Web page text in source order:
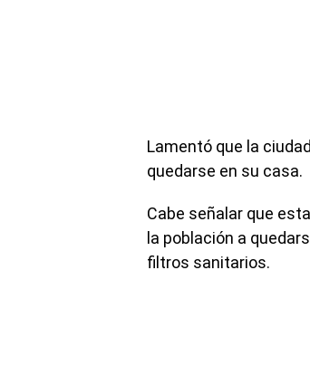
Lamentó que la
quedarse en su casa.
Cabe señalar que
la población a
filtros sanitarios.